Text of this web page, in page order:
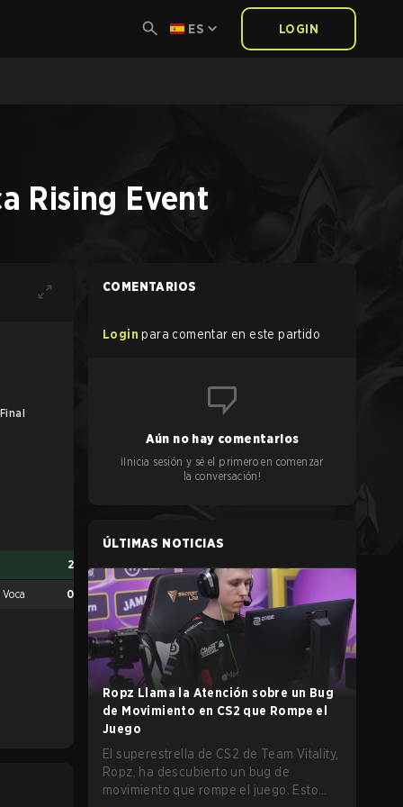
ES LOGIN
Rising Event
Final
2
0
COMENTARIOS
Login para comentar en este partido
Aún no hay comentarios
¡Inicia sesión y sé el primero en comenzar
la conversación!
ÚLTIMAS NOTICIAS
Ropz Llama la Atención sobre un Bug
de Movimiento en CS2 que Rompe el
Juego
El superestrella de CS2 de Team Vitality,
Ropz, ha descubierto un bug de
movimiento que rompe el juego. Esto